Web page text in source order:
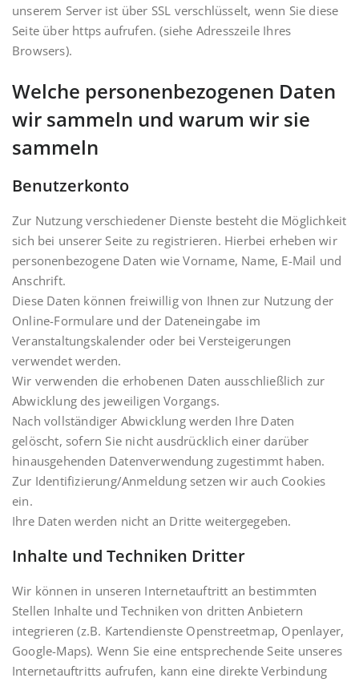
unserem Server ist über SSL verschlüsselt, wenn Sie diese
Seite über https aufrufen. (siehe Adresszeile Ihres
Browsers).
Welche personenbezogenen Daten
wir sammeln und warum wir sie
sammeln
Benutzerkonto
Zur Nutzung verschiedener Dienste besteht die Möglichkeit
sich bei unserer Seite zu registrieren. Hierbei erheben wir
personenbezogene Daten wie Vorname, Name, E-Mail und
Anschrift.
Diese Daten können freiwillig von Ihnen zur Nutzung der
Online-Formulare und der Dateneingabe im
Veranstaltungskalender oder bei Versteigerungen
verwendet werden.
Wir verwenden die erhobenen Daten ausschließlich zur
Abwicklung des jeweiligen Vorgangs.
Nach vollständiger Abwicklung werden Ihre Daten
gelöscht, sofern Sie nicht ausdrücklich einer darüber
hinausgehenden Datenverwendung zugestimmt haben.
Zur Identifizierung/Anmeldung setzen wir auch Cookies
ein.
Ihre Daten werden nicht an Dritte weitergegeben.
Inhalte und Techniken Dritter
Wir können in unseren Internetauftritt an bestimmten
Stellen Inhalte und Techniken von dritten Anbietern
integrieren (z.B. Kartendienste Openstreetmap, Openlayer,
Google-Maps). Wenn Sie eine entsprechende Seite unseres
Internetauftritts aufrufen, kann eine direkte Verbindung